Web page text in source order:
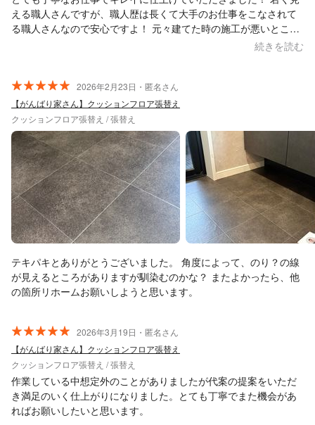
える職人さんですが、職人歴は長くて大手のお仕事をこなされて
る職人さんなので安心ですよ！ 元々建てた時の施工が悪いところ
もケアしてくれるなど、優しい職人さんです！ オープン価格で安
続きを読む
2026年2月23日・匿名さん
【がんばり家さん】クッションフロア張替え
クッションフロア張替え / 張替え
テキパキとありがとうございました。 角度によって、のり？の線
が見えるところがありますが馴染むのかな？ またよかったら、他
の箇所リホームお願いしようと思います。
2026年3月19日・匿名さん
【がんばり家さん】クッションフロア張替え
クッションフロア張替え / 張替え
作業している中想定外のことがありましたが代案の提案をいただ
き満足のいく仕上がりになりました。とても丁寧でまた機会があ
ればお願いしたいと思います。